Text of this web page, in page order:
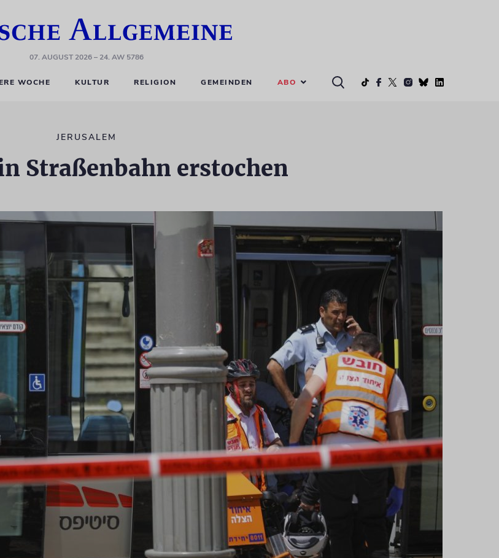
07. AUGUST 2026– 24. AW 5786
WOCHE KULTUR RELIGION GEMEINDEN ABO
JERUSALEM
Straßenbahn erstochen